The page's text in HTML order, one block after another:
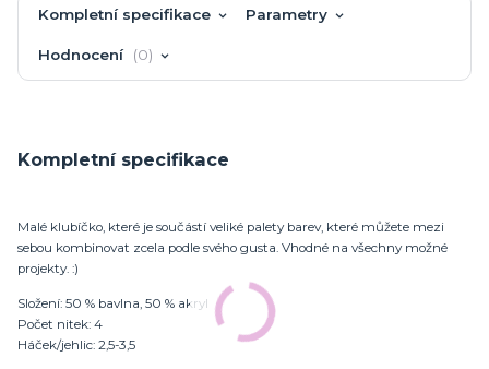
Kompletní specifikace Parametry
Hodnocení 0
Kompletní specifikace
Malé klubíčko, které je součástí veliké palety barev, které můžete mezi
sebou kombinovat zcela podle svého gusta. Vhodné na všechny možné
projekty. :)
Složení: 50 % bavlna, 50 % akryl
Počet nitek: 4
Háček/jehlic: 2,5-3,5